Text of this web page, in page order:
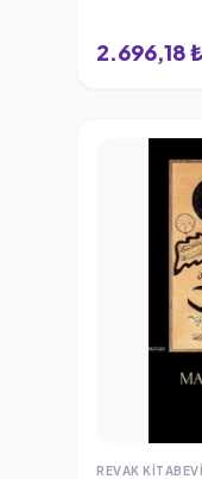
2.696,18
REVAK KITABEVI